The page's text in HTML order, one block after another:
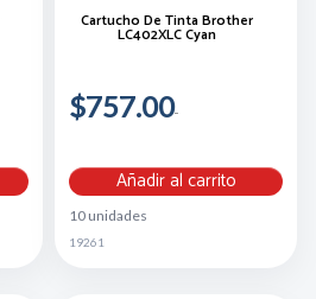
Cartucho De Tinta Brother
LC402XLC Cyan
$757.00
Añadir al carrito
10 unidades
19261